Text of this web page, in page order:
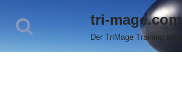
Zum
tri-mage.com
Der TriMage Training Blog